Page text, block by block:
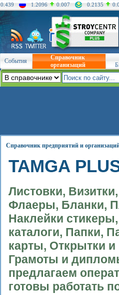
0.439 1.2096 0.007 0.2135
События
Справочник
организаций
Справочник предприятий и
TAMGA
Листовки,
Флаеры, Бланки,
Наклейки
каталоги, Папки,
карты, Открытки
Грамоты и
предлагаем
готовы работать